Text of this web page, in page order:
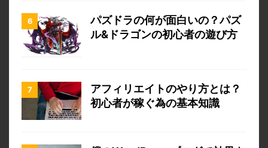
パズドラの何が面白いの？パズ
ル&ドラゴンの初心者の遊び方
アフィリエイトのやり方とは？
初心者が稼ぐ為の基本知識